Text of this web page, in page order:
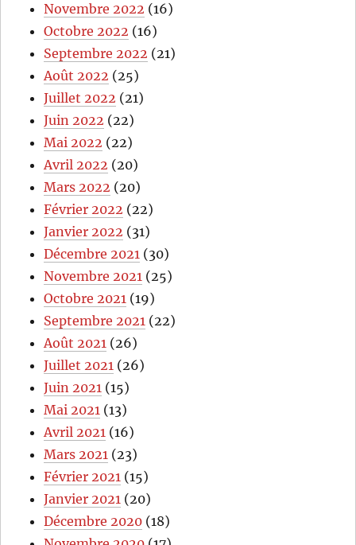
Novembre 2022 (16)
Octobre 2022 (16)
Septembre 2022 (21)
Août 2022 (25)
Juillet 2022 (21)
Juin 2022 (22)
Mai 2022 (22)
Avril 2022 (20)
Mars 2022 (20)
Février 2022 (22)
Janvier 2022 (31)
Décembre 2021 (30)
Novembre 2021 (25)
Octobre 2021 (19)
Septembre 2021 (22)
Août 2021 (26)
Juillet 2021 (26)
Juin 2021 (15)
Mai 2021 (13)
Avril 2021 (16)
Mars 2021 (23)
Février 2021 (15)
Janvier 2021 (20)
Décembre 2020 (18)